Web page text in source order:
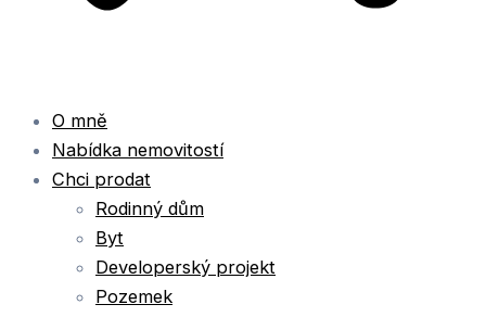
O mně
Nabídka nemovitostí
Chci prodat
Rodinný dům
Byt
Developerský projekt
Pozemek